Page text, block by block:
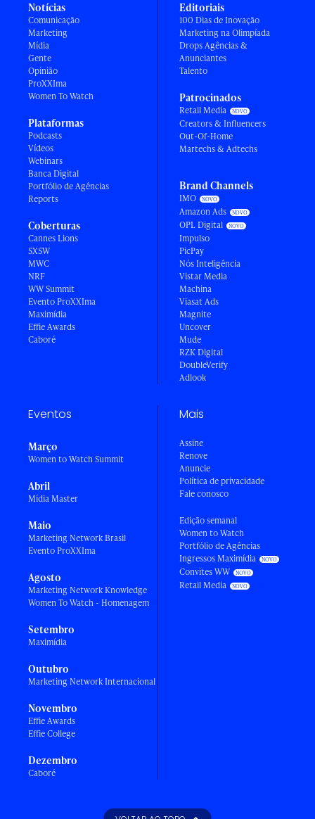
Notícias
Comunicação
Marketing
Mídia
Gente
Opinião
ProXXIma
Women To Watch
Plataformas
Podcasts
Vídeos
Webinars
Banca Digital
Portfólio de Agências
Reports
Coberturas
Cannes Lions
SXSW
MWC
NRF
WW Summit
Evento ProXXIma
Maximídia
Effie Awards
Caboré
Editoriais
100 Dias de Inovação
Marketing na Olimpíada
Drops Agências &
Anunciantes
Talento
Patrocinados
Retail Media
Creators & Influencers
Out-Of-Home
Martechs & Adtechs
Brand Channels
IMO
Amazon Ads
OPL Digital
Impulso
PicPay
Nós Inteligência
Vistar Media
Machina
Viasat Ads
Magnite
Uncover
Mude
RZK Digital
DoubleVerify
Adlook
Eventos
Março
Women to Watch Summit
Abril
Mídia Master
Maio
Marketing Network Brasil
Evento ProXXIma
Agosto
Marketing Network Knowledge
Women To Watch - Homenagem
Setembro
Maximídia
Outubro
Marketing Network Internacional
Novembro
Effie Awards
Effie College
Dezembro
Caboré
Mais
Assine
Renove
Anuncie
Política de privacidade
Fale conosco
Edição semanal
Women to Watch
Portfólio de Agências
Ingressos Maximídia
Convites WW
Retail Media